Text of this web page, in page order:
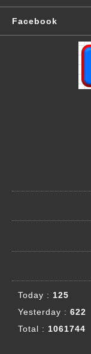
Facebook
Today : 125
Yesterday : 622
Total : 1061744